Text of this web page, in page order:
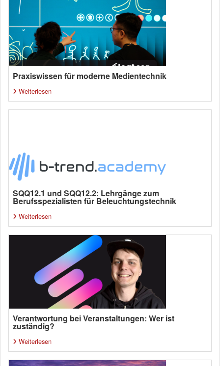
Praxiswissen für moderne Medientechnik
Weiterlesen
SQQ12.1 und SQQ12.2: Lehrgänge zum
Berufsspezialisten für Beleuchtungstechnik
Weiterlesen
Verantwortung bei Veranstaltungen: Wer ist
zuständig?
Weiterlesen